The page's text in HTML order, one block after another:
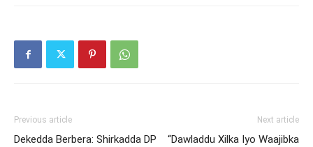
Previous article
Dekedda Berbera: Shirkadda DP
Next article
“Dawladdu Xilka Iyo Waajibka